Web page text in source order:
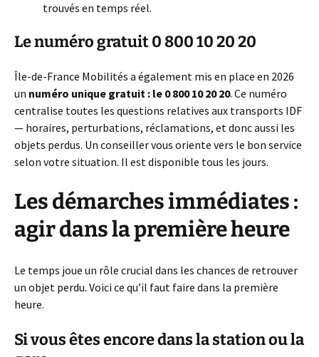
trouvés en temps réel.
Le numéro gratuit 0 800 10 20 20
Île-de-France Mobilités a également mis en place en 2026
un numéro unique gratuit : le 0 800 10 20 20. Ce numéro
centralise toutes les questions relatives aux transports IDF
— horaires, perturbations, réclamations, et donc aussi les
objets perdus. Un conseiller vous oriente vers le bon service
selon votre situation. Il est disponible tous les jours.
Les démarches immédiates :
agir dans la première heure
Le temps joue un rôle crucial dans les chances de retrouver
un objet perdu. Voici ce qu’il faut faire dans la première
heure.
Si vous êtes encore dans la station ou la